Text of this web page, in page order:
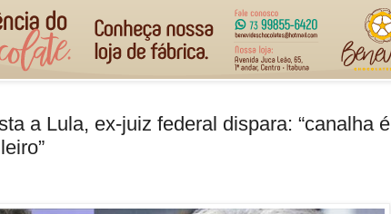
a Lula, ex-juiz federal dispara: “canalha é